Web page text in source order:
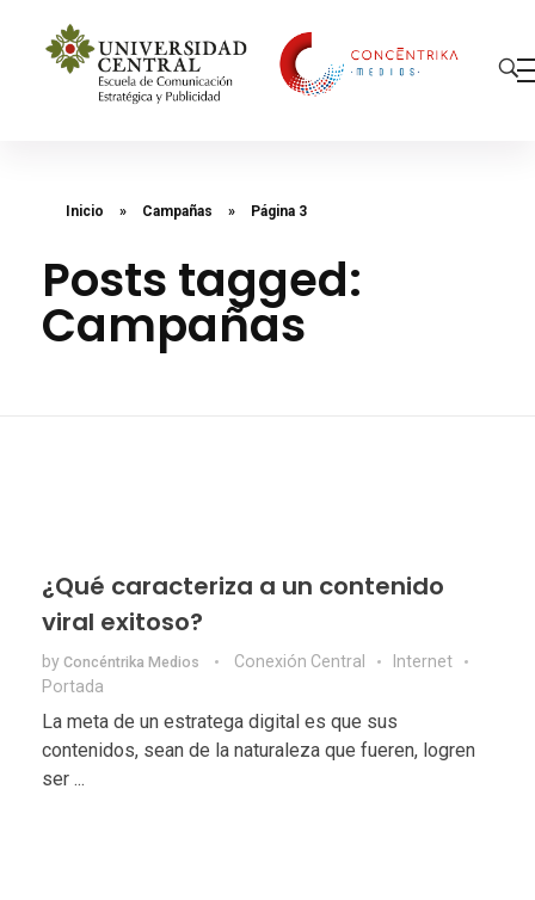
Inicio » Campañas » Página 3
Posts tagged:
Campañas
¿Qué caracteriza a un contenido
viral exitoso?
by Concéntrika Medios Conexión Central
Internet
Portada
La meta de un estratega digital es que sus
contenidos, sean de la naturaleza que fueren, logren
ser ...